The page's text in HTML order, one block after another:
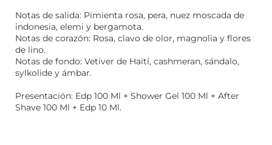
Notas de salida: Pimienta rosa, pera, nuez moscada de
indonesia, elemi y bergamota.
Notas de corazón: Rosa, clavo de olor, magnolia y flores
de lino.
Notas de fondo: Vetiver de Haití, cashmeran, sándalo,
sylkolide y ámbar.
Presentación: Edp 100 Ml + Shower Gel 100 Ml + After
Shave 100 Ml + Edp 10 Ml.